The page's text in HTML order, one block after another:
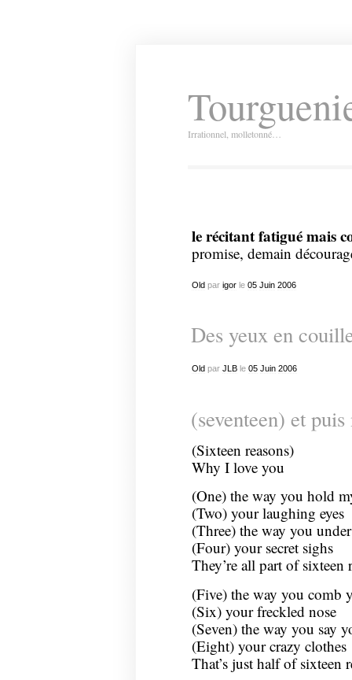
Irrationnel, molletonné…
le récitant fatigué mais
promise, demain
Oldpar igorle 05 Juin 2006
Des yeux en
Old par JLBle 05 Juin 2006
(seventeen) et puis
(Sixteen reasons)
Why I love you
(One) the way you hold
(Two) your laughing eyes
(Three) the way you
(Four) your secret sighs
They’re all part of
(Five) the way you comb
(Six) your freckled nose
(Seven) the way you say
(Eight) your crazy clothes
That’s just half of sixteen